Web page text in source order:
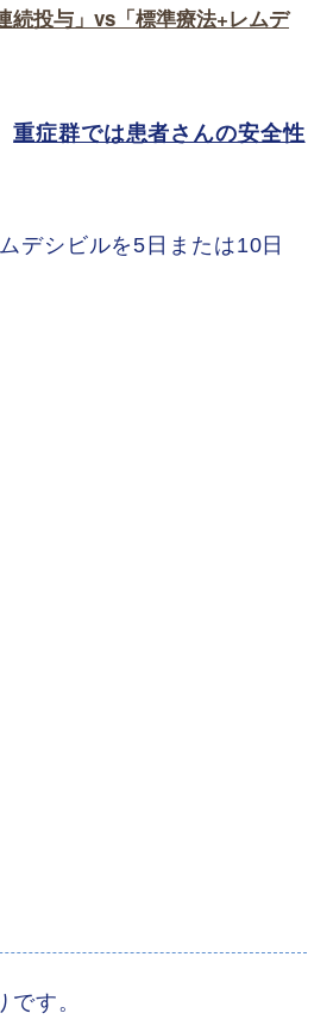
続投与」vs「標準療法+レムデ
重症群では患者さんの安全性
デシビルを5日または10日
す。